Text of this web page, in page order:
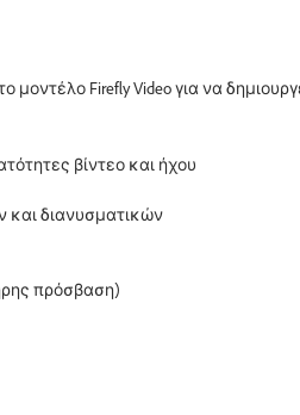
Firefly Video για να
βίντεο και ήχου
και διανυσματικών
πρόσβαση)